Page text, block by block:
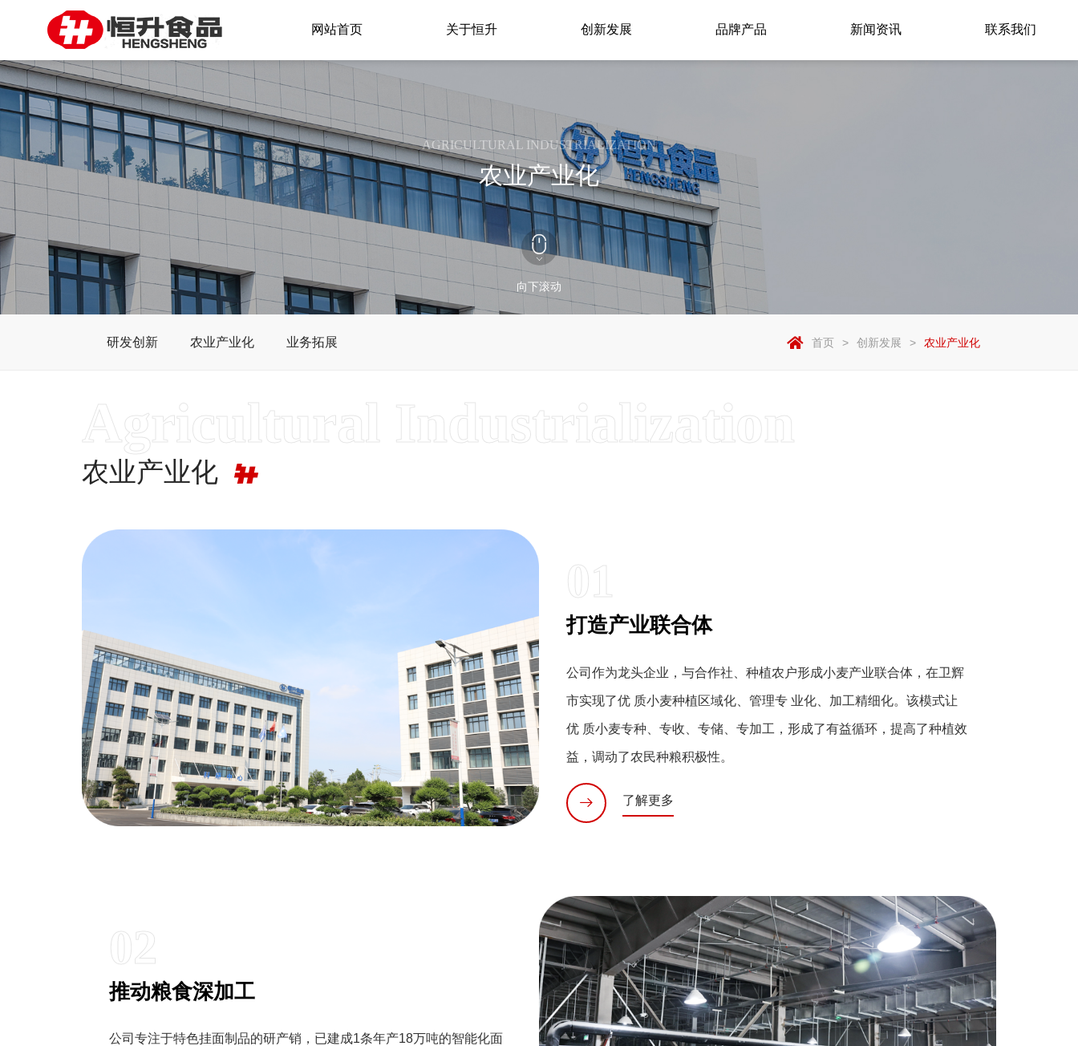
网站首页 关于恒升 创新发展 品牌产品 新闻资讯 联系我们
AGRICULTURAL INDUSTRIALIZATION
农业产业化
向下滚动
研发创新 农业产业化 业务拓展 首页 > 创新发展 > 农业产业化
农业产业化
01
打造产业联合体
公司作为龙头企业，与合作社、种植农户形成小麦产业联合体，在卫辉
市实现了优 质小麦种植区域化、管理专 业化、加工精细化。该模式让
优 质小麦专种、专收、专储、专加工，形成了有益循环，提高了种植效
益，调动了农民种粮积极性。
了解更多
02
推动粮食深加工
公司专注于特色挂面制品的研产销，已建成1条年产18万吨的智能化面